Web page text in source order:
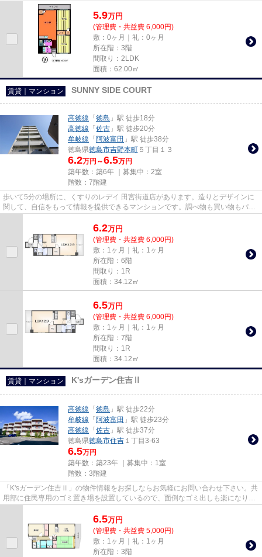
ある物件です。当社スタッフが...
5.9万円
(管理費・共益費 6,000円)
敷：0ヶ月｜礼：0ヶ月
所在階：3階
間取り：2LDK
面積：62.00㎡
賃貸｜マンション SUNNY SIDE COURT
高徳線 「 徳島 」駅 徒歩18分
高徳線 「 佐古 」駅 徒歩20分
牟岐線 「 阿波富田 」駅 徒歩38分
徳島県徳島市吉野本町 ５丁目１３
6.2万円～6.5万円
築年数：築6年 ｜募集中： 2室
階数：7階建
歩いて5分の場所に、くすりのレデイ 田宮街道店があります。造りとデザインに
関して、自信をもって情報を提供できるマンションです。調べ物も買い物もパソ
6.2万円
(管理費・共益費 6,000円)
敷：1ヶ月｜礼：1ヶ月
所在階：6階
間取り：1R
面積：34.12㎡
6.5万円
(管理費・共益費 6,000円)
敷：1ヶ月｜礼：1ヶ月
所在階：7階
間取り：1R
面積：34.12㎡
賃貸｜マンション K'sガーデン住吉Ⅱ
高徳線 「 徳島 」駅 徒歩22分
牟岐線 「 阿波富田 」駅 徒歩23分
高徳線 「 佐古 」駅 徒歩37分
徳島県徳島市住吉 １丁目3-63
6.5万円
築年数：築23年 ｜募集中： 1室
階数：3階建
「K'sガーデン住吉Ⅱ」の物件情報をお探しならお気軽にお問い合わせ下さい。共
用部に住民専用のゴミ置き場を設置しているので、面倒なゴミ出しも楽になりま
6.5万円
(管理費・共益費 5,000円)
敷：1ヶ月｜礼：1ヶ月
所在階：3階